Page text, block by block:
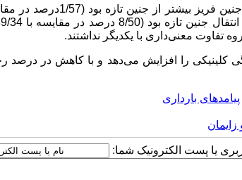
فریز بیشتر از جنین تازه بود)1/57درصد در مقایسه با 3/40 درصد، 016/0
در مقایسه با 9/34درصد، 033/0
پیامدهای بارداری
زایمان
یا پست الکترونیک شما: